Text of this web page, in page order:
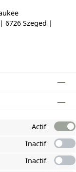
6726 Szeged |
Actif
Inactif
Inactif